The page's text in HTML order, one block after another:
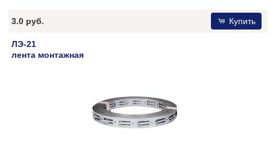
3.0 руб. Купить
ЛЭ-21
лента монтажная